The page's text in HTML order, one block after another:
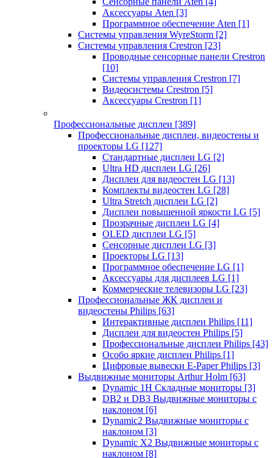
Аксессуары Aten [3]
Программное обеспечение Aten [1]
Системы управления WyreStorm [2]
Системы управления Crestron [23]
Проводные сенсорные панели Crestron
[10]
Системы управления Crestron [7]
Видеосистемы Crestron [5]
Аксессуары Crestron [1]
Профессиональные дисплеи [389]
Профессиональные дисплеи, видеостены и
проекторы LG [127]
Стандартные дисплеи LG [2]
Ultra HD дисплеи LG [26]
Дисплеи для видеостен LG [13]
Комплекты видеостен LG [28]
Ultra Stretch дисплеи LG [2]
Дисплеи повышенной яркости LG [5]
Прозрачные дисплеи LG [4]
OLED дисплеи LG [5]
Сенсорные дисплеи LG [3]
Проекторы LG [13]
Программное обеспечение LG [1]
Аксессуары для дисплеев LG [1]
Коммерческие телевизоры LG [23]
Профессиональные ЖК дисплеи и
видеостены Philips [63]
Интерактивные дисплеи Philips [11]
Дисплеи для видеостен Philips [5]
Профессиональные дисплеи Philips [43]
Особо яркие дисплеи Philips [1]
Цифровые вывески E-Paper Philips [3]
Выдвижные мониторы Arthur Holm [63]
Dynamic 1Н Складные мониторы [3]
DB2 и DB3 Выдвижные мониторы с
наклоном [6]
Dynamic2 Выдвижные мониторы с
наклоном [3]
Dynamic X2 Выдвижные мониторы с
наклоном [8]